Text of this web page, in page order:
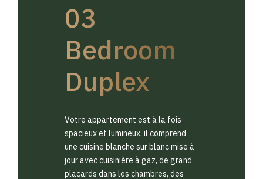
03
Bedroom
Duplex
Votre appartement est à la fois
spacieux et lumineux, il comprend
une cuisine blanche sur blanc mise à
jour avec cuisinière à gaz, de grand
placards dans les chambres, des